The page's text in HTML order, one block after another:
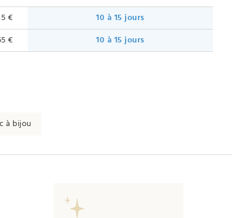
€ 10 à 15 jours
€ 10 à 15 jours
à bijou